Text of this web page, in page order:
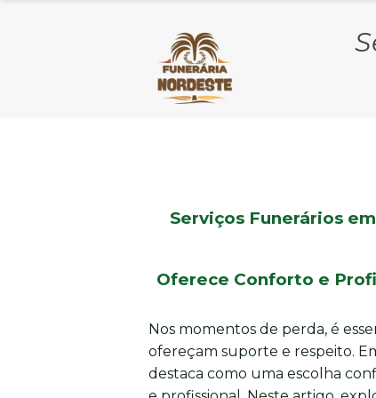
Serviços Funerários
Oferece Conforto e
Nos momentos de perda, é
ofereçam suporte e respeito.
destaca como uma escolha